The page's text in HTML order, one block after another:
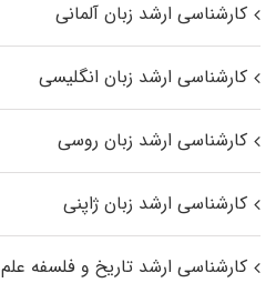
کارشناسی ارشد زبان آلمانی
کارشناسی ارشد زبان انگلیسی
کارشناسی ارشد زبان روسی
کارشناسی ارشد زبان ژاپنی
کارشناسی ارشد تاریخ و فلسفه علم